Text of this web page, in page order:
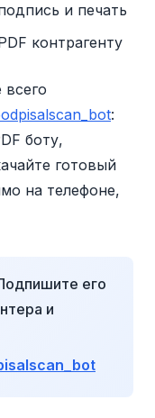
и печать
контрагенту
:
боту,
готовый
на телефоне,
его
и